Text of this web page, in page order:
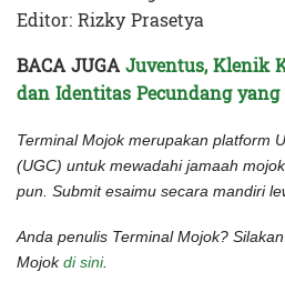
Editor: Rizky Prasetya
BACA JUGAJuventus, Klenik
dan Identitas Pecundang
Terminal Mojok merupakan platform
(UGC) untuk mewadahi jamaah
pun. Submit esaimu secara mandiri
Anda penulis Terminal Mojok?
Mojokdi sini.